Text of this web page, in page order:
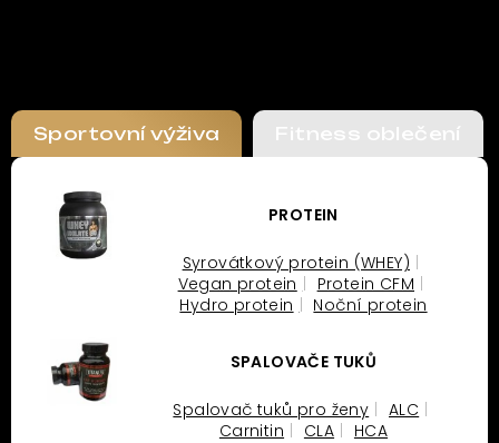
Sportovní výživa Fitness oblečení
PROTEIN
Syrovátkový protein (WHEY)
Vegan protein
Protein CFM
Hydro protein
Noční protein
SPALOVAČE TUKŮ
Spalovač tuků pro ženy
ALC
Carnitin
CLA HCA